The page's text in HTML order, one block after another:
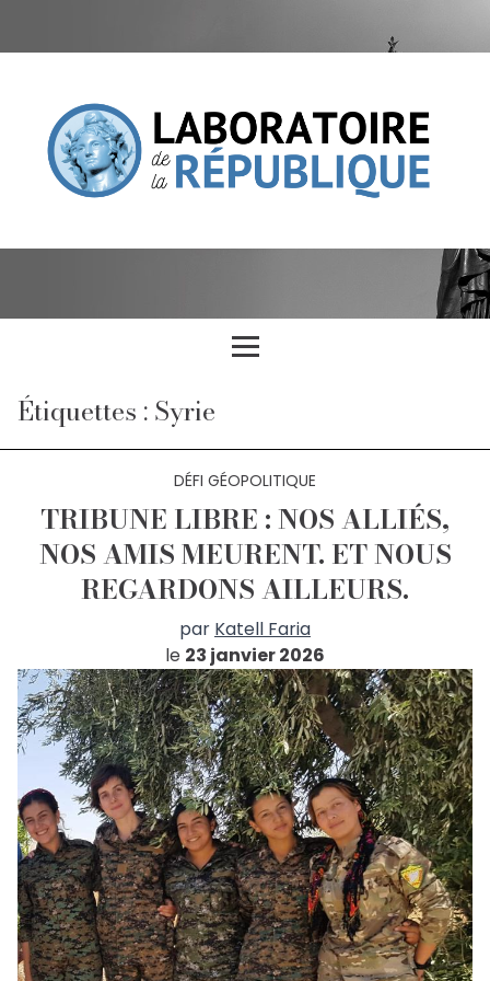
Étiquettes : Syrie
DÉFI GÉOPOLITIQUE
TRIBUNE LIBRE : NOS ALLIÉS,
NOS AMIS MEURENT. ET NOUS
REGARDONS AILLEURS.
par Katell Faria
le 23 janvier 2026